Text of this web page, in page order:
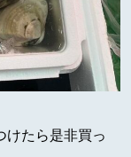
けたら是非買っ